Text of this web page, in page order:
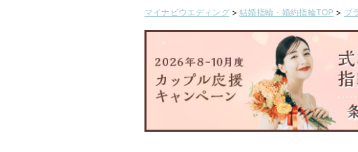
マイナビウエディング>結婚指輪・婚約指輪TOP > ブ